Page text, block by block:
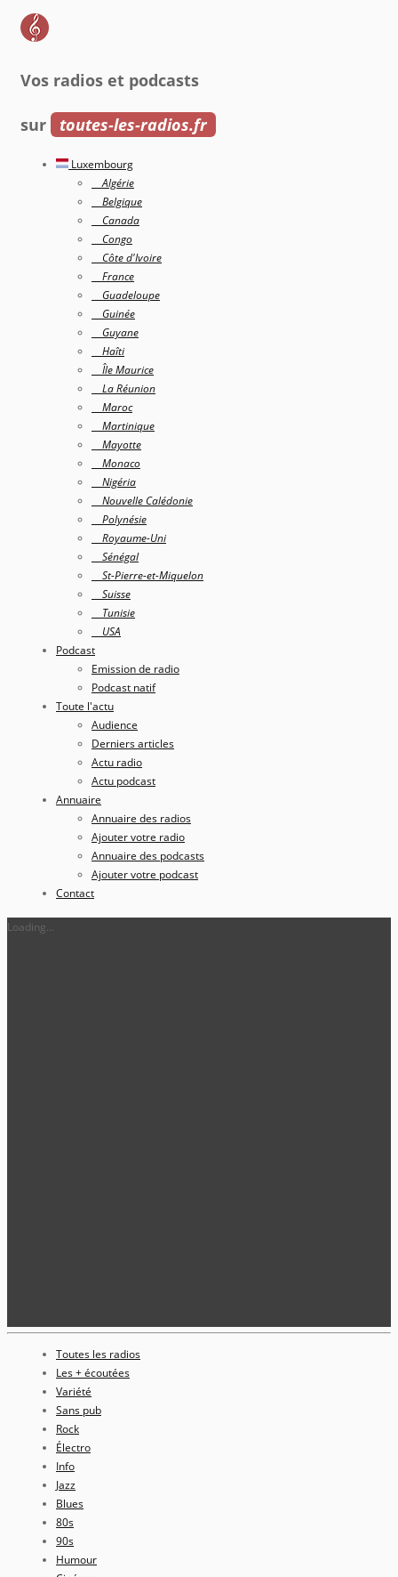
Vos radios et podcasts
sur toutes-les-radios.fr
Luxembourg
Algérie
Belgique
Canada
Congo
Côte d'Ivoire
France
Guadeloupe
Guinée
Guyane
Haîti
Île Maurice
La Réunion
Maroc
Martinique
Mayotte
Monaco
Nigéria
Nouvelle Calédonie
Polynésie
Royaume-Uni
Sénégal
St-Pierre-et-Miquelon
Suisse
Tunisie
USA
Podcast
Emission de radio
Podcast natif
Toute l'actu
Audience
Derniers articles
Actu radio
Actu podcast
Annuaire
Annuaire des radios
Ajouter votre radio
Annuaire des podcasts
Ajouter votre podcast
Contact
Loading...
Toutes les radios
Les + écoutées
Variété
Sans pub
Rock
Électro
Info
Jazz
Blues
80s
90s
Humour